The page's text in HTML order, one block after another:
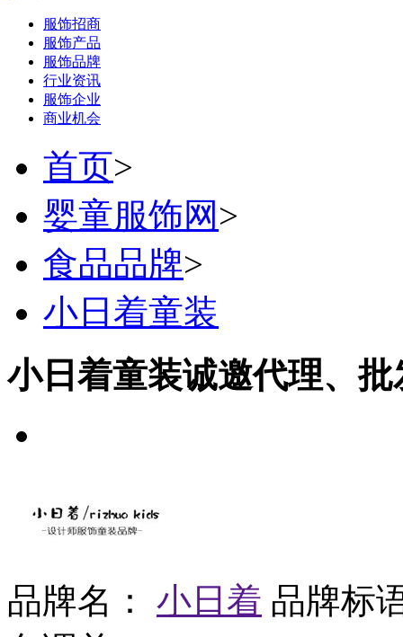
服饰招商
服饰产品
服饰品牌
行业资讯
服饰企业
商业机会
首页>
婴童服饰网 >
食品品牌>
小日着童装
小日着童装诚邀代理、批
品牌名： 小日着 品牌标